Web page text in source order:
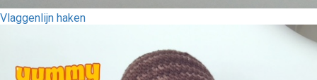
Vlaggenlijn haken